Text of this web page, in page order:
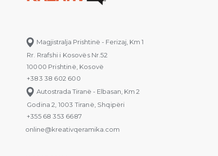
Magjistralja Prishtinë - Ferizaj, Km 1
Rr. Rrafshi i Kosovës Nr.52
10000 Prishtinë, Kosovë
+383 38 602 600
Autostrada Tiranë - Elbasan, Km 2
Godina 2, 1003 Tiranë, Shqipëri
+355 68 353 6687
online@kreativqeramika.com